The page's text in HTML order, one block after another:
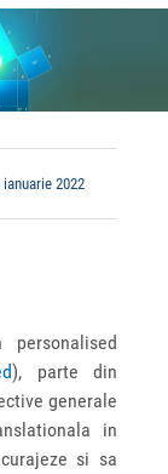
2022
), parte din
generale
in
si sa